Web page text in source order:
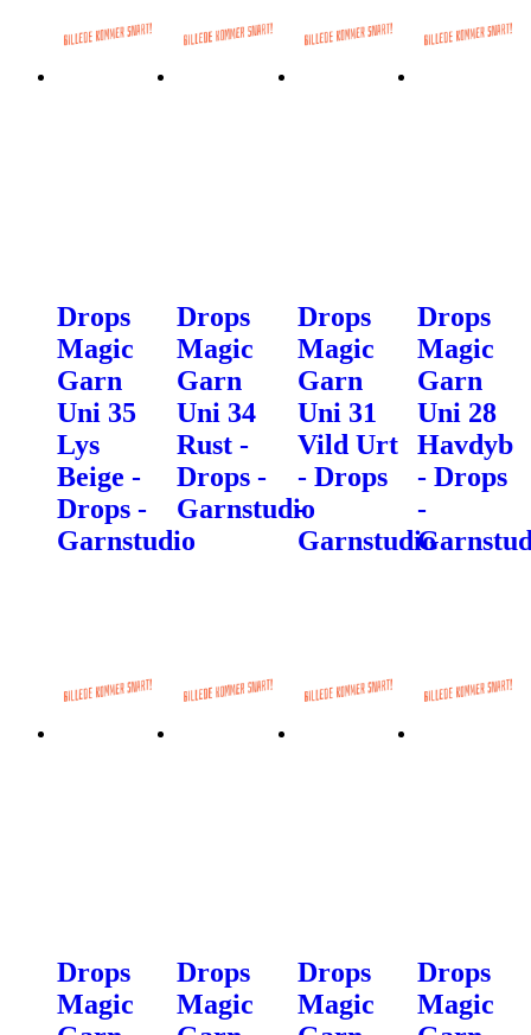
Drops
Magic
Garn
Uni 35
Lys
Beige -
Drops -
Garnstudio
Drops
Magic
Garn
Uni 34
Rust -
Drops -
Garnstudio
Drops
Magic
Garn
Uni 31
Vild Urt
- Drops
-
Garnstudio
Drops
Magic
Garn
Uni 28
Havdyb
- Drops
-
Drops
Magic
Drops
Magic
Drops
Magic
Drops
Magic